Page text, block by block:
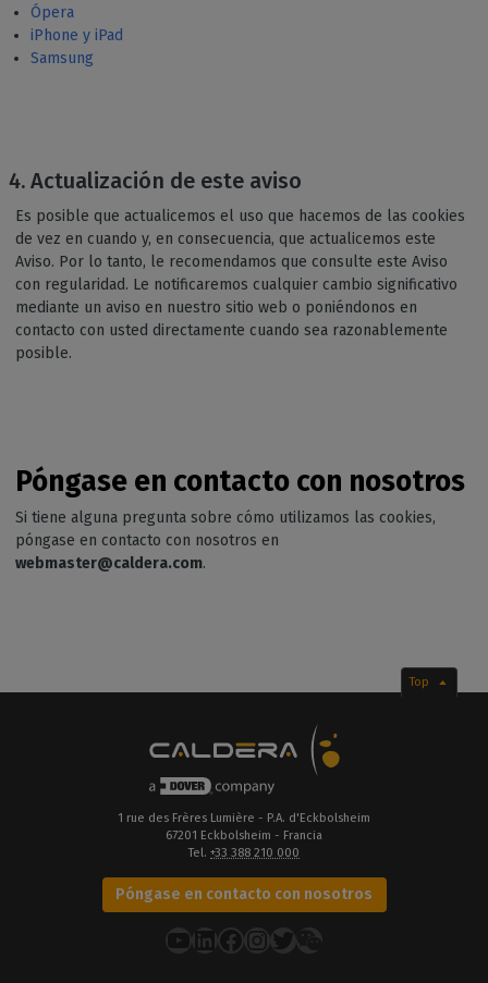
Ópera
iPhone y iPad
Samsung
Actualización de este aviso
Es posible que actualicemos el uso que hacemos de las cookies
de vez en cuando y, en consecuencia, que actualicemos este
Aviso. Por lo tanto, le recomendamos que consulte este Aviso
con regularidad. Le notificaremos cualquier cambio significativo
mediante un aviso en nuestro sitio web o poniéndonos en
contacto con usted directamente cuando sea razonablemente
posible.
Póngase en contacto con nosotros
Si tiene alguna pregunta sobre cómo utilizamos las cookies,
póngase en contacto con nosotros en
webmaster@caldera.com.
Top
1 rue des Frères Lumière - P.A. d'Eckbolsheim
67201 Eckbolsheim - Francia
Tel. +33 388 210 000
Póngase en contacto con nosotros
YouTube
LinkedIn
Facebook
Instagram
Twitter